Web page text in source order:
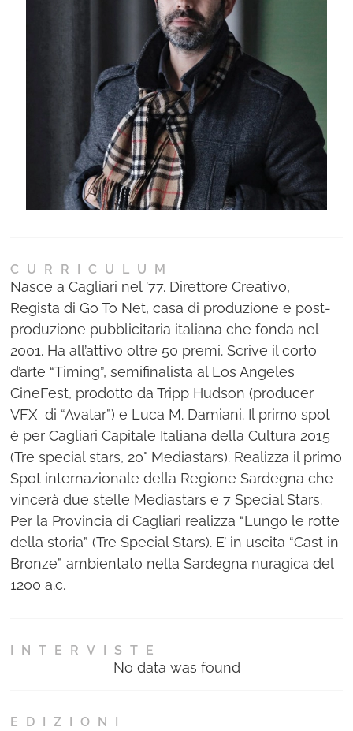
CURRICULUM
Nasce a Cagliari nel ’77. Direttore Creativo,
Regista di Go To Net, casa di produzione e post-
produzione pubblicitaria italiana che fonda nel
2001. Ha all’attivo oltre 50 premi. Scrive il corto
d’arte “Timing”, semifinalista al Los Angeles
CineFest, prodotto da Tripp Hudson (producer
VFX di “Avatar”) e Luca M. Damiani. Il primo spot
è per Cagliari Capitale Italiana della Cultura 2015
(Tre special stars, 20° Mediastars). Realizza il primo
Spot internazionale della Regione Sardegna che
vincerà due stelle Mediastars e 7 Special Stars.
Per la Provincia di Cagliari realizza “Lungo le rotte
della storia” (Tre Special Stars). E’ in uscita “Cast in
Bronze” ambientato nella Sardegna nuragica del
1200 a.c.
INTERVISTE
No data was found
EDIZIONI